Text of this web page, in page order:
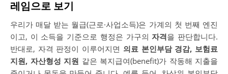
레임으로 보기
우리가 매달 받는 월급(근로·사업소득)은 가계의 첫 번째 엔진
이고, 이 소득을 기준으로 행정은 가구의자격을 판단합니다.
반대로, 자격 판정이 이루어지면 의료 본인부담 경감, 보험료
지원, 자산형성 지원 같은 복지급여(benefit)가 작동해 지출을